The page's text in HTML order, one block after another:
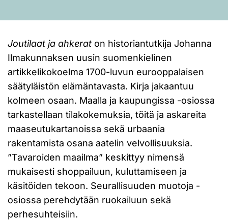
Joutilaat ja ahkerat on historiantutkija Johanna
Ilmakunnaksen uusin suomenkielinen
artikkelikokoelma 1700-luvun eurooppalaisen
säätyläistön elämäntavasta. Kirja jakaantuu
kolmeen osaan. Maalla ja kaupungissa -osiossa
tarkastellaan tilakokemuksia, töitä ja askareita
maaseutukartanoissa sekä urbaania
rakentamista osana aatelin velvollisuuksia.
”Tavaroiden maailma” keskittyy nimensä
mukaisesti shoppailuun, kuluttamiseen ja
käsitöiden tekoon. Seurallisuuden muotoja -
osiossa perehdytään ruokailuun sekä
perhesuhteisiin.